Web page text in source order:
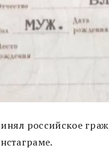
российское